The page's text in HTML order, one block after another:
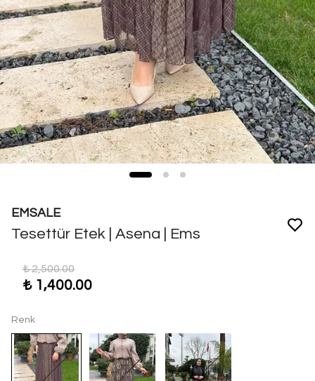
EMSALE
Tesettür Etek | Asena | Ems
₺ 2,500.00
₺ 1,400.00
Renk